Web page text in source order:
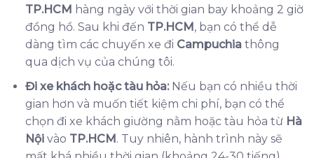
TP.HCM hàng ngày với thời gian bay khoảng 2 giờ
đồng hồ. Sau khi đến TP.HCM, bạn có thể dễ
dàng tìm các chuyến xe đi Campuchiathông
qua dịch vụ của chúng tôi.
Đi xe khách hoặc tàu hỏa:Nếu bạn có nhiều thời
gian hơn và muốn tiết kiệm chi phí, bạn có thể
chọn đi xe khách giường nằm hoặc tàu hỏa từ Hà
Nộivào TP.HCM. Tuy nhiên, hành trình này sẽ